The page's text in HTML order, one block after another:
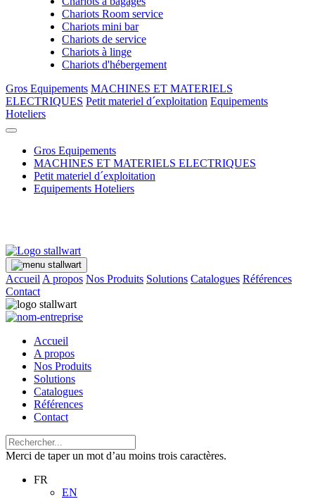
Chariots Room service
Chariots mini bar
Chariots de service
Chariots à linge
Chariots d'hébergement
Gros Equipements MACHINES ET MATERIELS
ELECTRIQUES Petit materiel d´exploitation Equipements
Hoteliers
Gros Equipements
MACHINES ET MATERIELS ELECTRIQUES
Petit materiel d´exploitation
Equipements Hoteliers
Accueil A propos Nos Produits Solutions Catalogues Références
Contact
Accueil
A propos
Nos Produits
Solutions
Catalogues
Références
Contact
Merci de taper un mot d’au moins trois caractères.
FR
EN